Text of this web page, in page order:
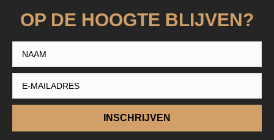
OP DE HOOGTE BLIJVEN?
INSCHRIJVEN